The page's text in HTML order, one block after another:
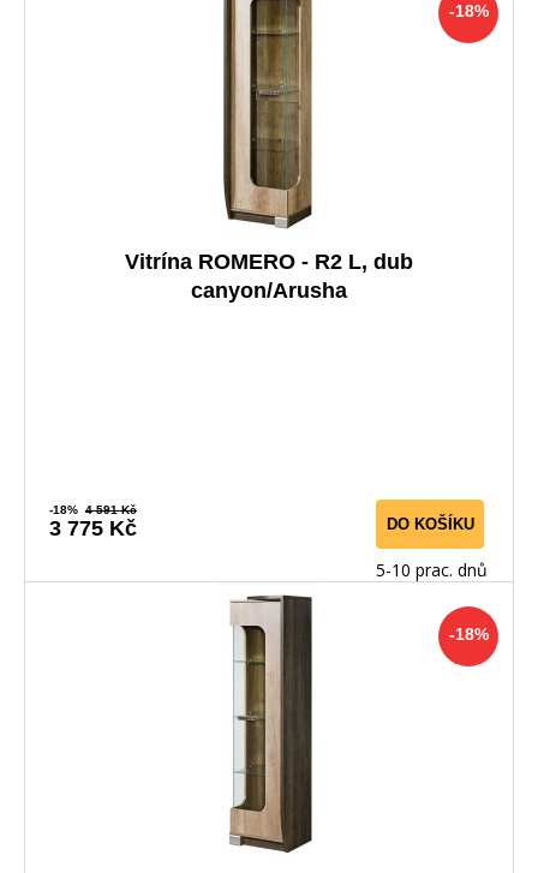
-18%
Vitrína ROMERO - R2 L, dub
canyon/Arusha
-18% 4 591 Kč
3 775 Kč DO KOŠÍKU
5-10 prac. dnů
-18%